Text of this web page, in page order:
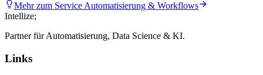
Mehr zum ServiceAutomatisierung & Workflows
Intellize;
Partner für Automatisierung, Data Science & KI.
Links